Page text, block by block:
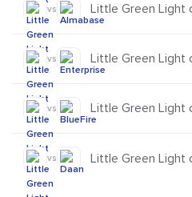
vs Little Green Light
vs Little Green Light
vs Little Green Light
vs Little Green Light